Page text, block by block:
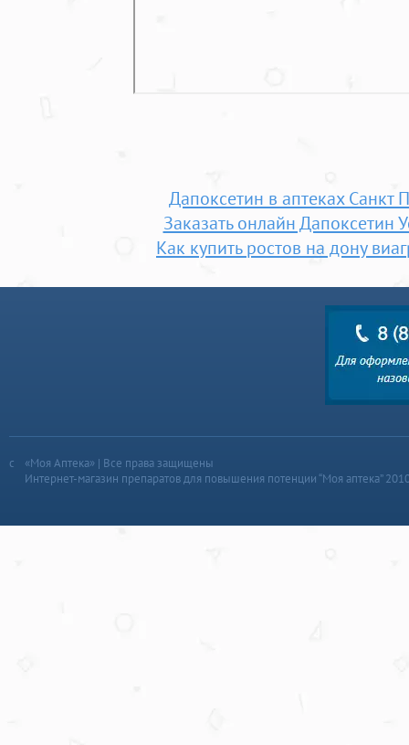
Дапоксетин в аптеках Санкт
Заказать онлайн Дапоксетин
Как купить ростов на дону
«Моя Аптека» | Все права защищены
Интернет-магазин препаратов для повышения потенции “Моя аптека”